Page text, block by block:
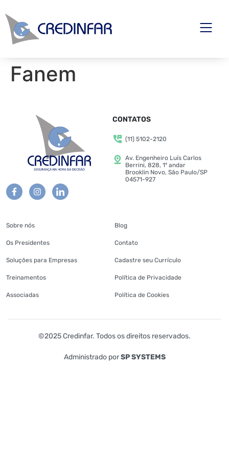
Fanem
CONTATOS
(11) 5102-2120
Av. Engenheiro Luís Carlos
Berrini, 828, 1º andar
Brooklin Novo, São Paulo/SP
04571-927
Sobre nós
Os Presidentes
Soluções para Empresas
Treinamentos
Associadas
Blog
Contato
Cadastre seu Currículo
Política de Privacidade
Política de Cookies
©2025 Credinfar. Todos os direitos reservados.
Administrado porSP SYSTEMS